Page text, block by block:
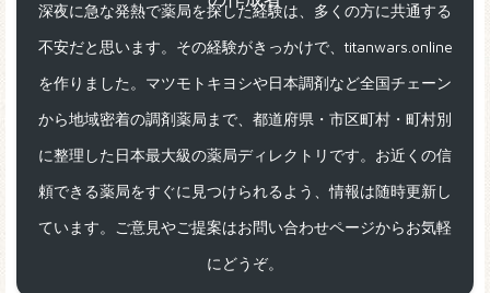
深夜に急な発熱で薬局を探した経験は、多くの方に共通する
不安だと思います。その経験がきっかけで、titanwars.online
を作りました。マツモトキヨシや日本調剤など全国チェーン
から地域密着の調剤薬局まで、都道府県・市区町村・町村別
に整理した日本最大級の薬局ディレクトリです。お近くの信
頼できる薬局をすぐに見つけられるよう、情報は随時更新し
ています。ご意見やご提案はお問い合わせページからお気軽
にどうぞ。